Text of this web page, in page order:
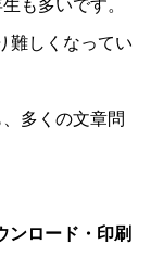
難しくなってい
多くの文章問
ンロード・印刷